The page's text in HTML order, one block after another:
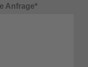
Anfrage*